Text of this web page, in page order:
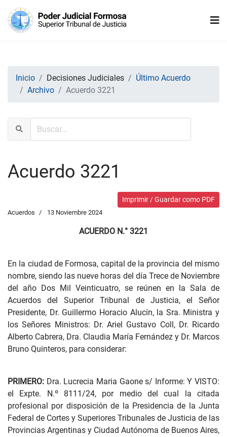
Inicio Decisiones Judiciales
Último Acuerdo
Archivo
Acuerdo 3221
Acuerdo 3221
Imprimir / Guardar como PDF
Acuerdos 13 Noviembre 2024
ACUERDO N.° 3221
En la ciudad de Formosa, capital de la provincia del mismo
nombre, siendo las nueve horas del día Trece de Noviembre
del año Dos Mil Veinticuatro, se reúnen en la Sala de
Acuerdos del Superior Tribunal de Justicia, el Señor
Presidente, Dr. Guillermo Horacio Alucín, la Sra. Ministra y
los Señores Ministros: Dr. Ariel Gustavo Coll, Dr. Ricardo
Alberto Cabrera, Dra. Claudia María Fernández y Dr. Marcos
Bruno Quinteros, para considerar:
PRIMERO: Dra. Lucrecia Maria Gaone s/ Informe: Y VISTO:
el Expte. N.º 8111/24, por medio del cual la citada
profesional por disposición de la Presidencia de la Junta
Federal de Cortes y Superiores Tribunales de Justicia de las
Provincias Argentinas y Ciudad Autónoma de Buenos Aires,